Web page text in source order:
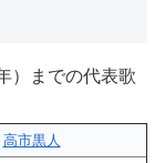
）までの代表歌
高市黒人